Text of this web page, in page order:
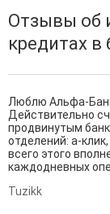
Отзывы об
кредитах
Люблю Альфа-
Действительно
продвинутым
отделений: а-
всего этого
каждодневных
Tuzikk